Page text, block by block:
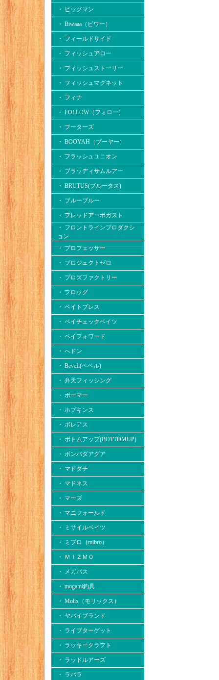
・ ビッグマン
・ Biwaaa（ビワー）
・ フィールドサイド
・ フィッシュアロー
・ フィッシュストーリー
・ フィッシュマグネット
・ フィナ
・ FOLLOW（フォロー）
・ フーターズ
・ BOOYAH（ブーヤー）
・ フラッシュユニオン
・ ブラッディサムルアー
・ BRUTUS(ブルータス)
・ ブルーブルー
・ フレッドアーボガスト
・ フロントラインプロダクシ
ョン
・ プロフェッサー
・ プロジェクトゼロ
・ プロズファクトリー
・ フロッグ
・ ベイトブレス
・ ペイチェックベイツ
・ ペイフォワード
・ へドン
・ BeveL(ベベル)
・ 弁天フィッシング
・ ボーマー
・ ホプキンス
・ ボレアス
・ ボトムアップ(BOTTOMUP)
・ ボンバダアグア
・ マドタチ
・ マドネス
・ マーズ
・ マニフォールド
・ ミサイルベイツ
・ ミブロ（mibro）
・ ＭＩＺＭＯ
・ メガバス
・ mogami釣具
・ Molix（モリックス）
・ ヤバイブランド
・ ライブターゲット
・ ラッキークラフト
・ ラッドルアーズ
・ ラパラ